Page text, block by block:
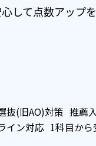
して点数アップ
抜(旧AO)対策 推薦
イン対応 1科目か